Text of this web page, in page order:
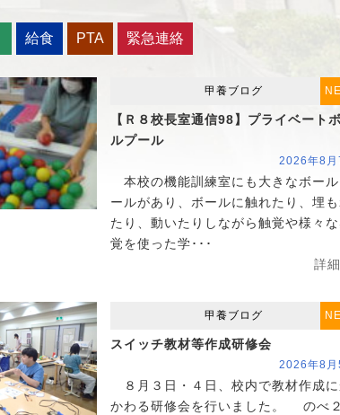
給食 PTA 緊急連絡
甲養ブログ
【Ｒ８校長室通信98】プライベート
ルプール
2026年8月
本校の機能訓練室にも大きなボー
ールがあり、ボールに触れたり、埋
たり、動いたりしながら触覚や様々
覚を使った学･･･
詳細
甲養ブログ
スイッチ教材等作成研修会
2026年8月
８月３日・４日、校内で教材作成
かわる研修会を行いました。 のべ２